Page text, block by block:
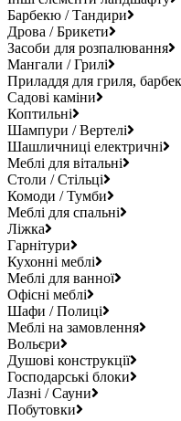
Барбекю / Тандири
Дрова / Брикети
Засоби для розпалювання
Мангали / Грилі
Приладдя для гриля,
Садові каміни
Коптильні
Шампури / Вертелі
Шашличниці електричні
Меблі для вітальні
Столи / Стільці
Комоди / Тумби
Меблі для спальні
Ліжка
Гарнітури
Кухонні меблі
Меблі для ванної
Офісні меблі
Шафи / Полиці
Меблі на замовлення
Вольєри
Душові конструкції
Господарські блоки
Лазні / Сауни
Побутовки